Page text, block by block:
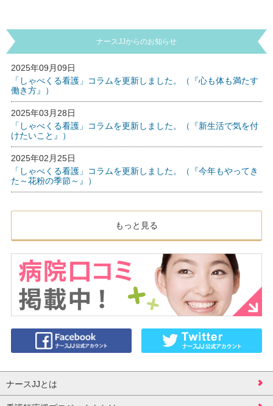
ナースJJからのお知らせ
2025年09月09日
「しゃべくる看護」コラムを更新しました。（『心も体も満たす
働き方』）
2025年03月28日
「しゃべくる看護」コラムを更新しました。（『新生活で気を付
けたいこと』）
2025年02月25日
「しゃべくる看護」コラムを更新しました。（『今年もやってき
た～花粉の季節～』）
もっと見る
ナースJJとは